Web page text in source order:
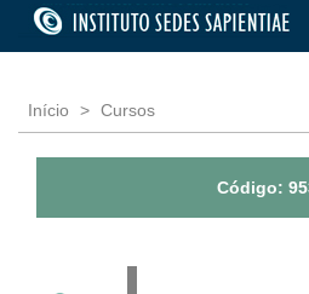
Início Cursos
Código: